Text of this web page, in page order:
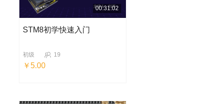
00:31:02
STM8初学快速入门
初级 19
￥5.00